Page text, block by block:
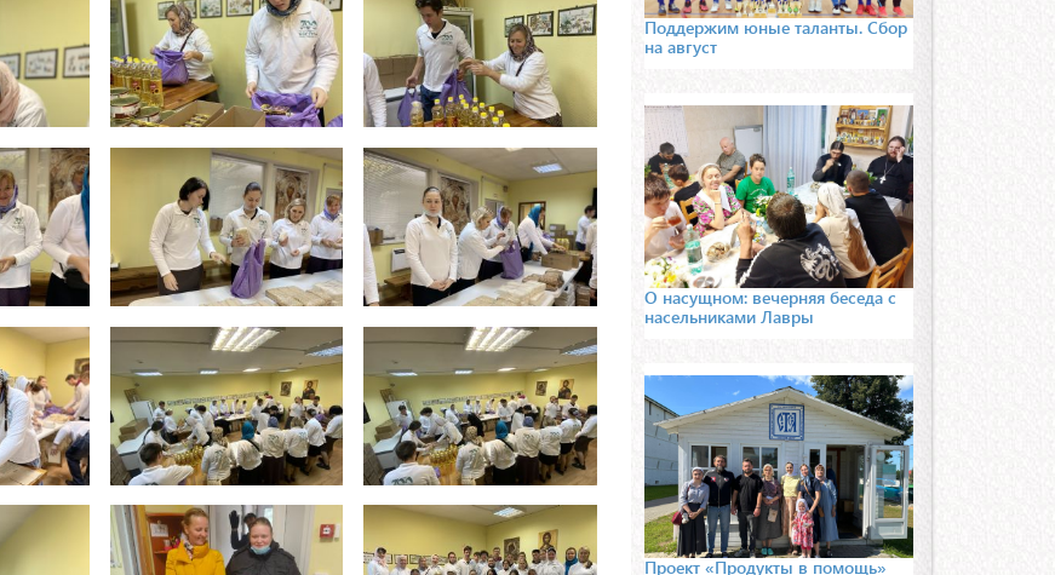
Поддержим юные таланты. Сбор
на август
О насущном: вечерняя беседа с
насельниками Лавры
Проект «Продукты в помощь»